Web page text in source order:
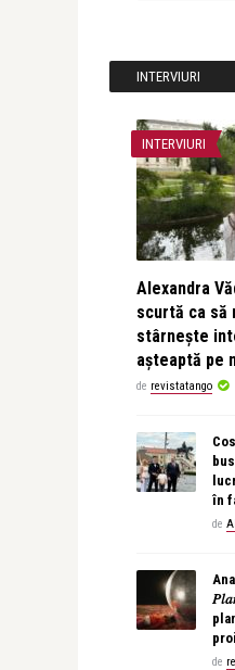
INTERVIURI
INTERVIURI
Alexandra
scurtă ca
stârnește
așteaptă pe
de revistatango
în
de
de